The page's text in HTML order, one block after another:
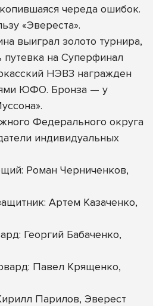
череда ошибок.
«Эвереста».
выиграл золото турнира,
путевка на Суперфинал
НЭВЗ награжден
ЮФО. Бронза — у
Федерального округа
индивидуальных
Роман Черниченков,
Артем Казаченко,
Георгий Бабаченко,
Павел Крященко,
Парилов, Эверест